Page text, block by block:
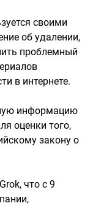
своими
об удалении,
проблемный
в интернете.
информацию
оценки того,
закону о
что с 9